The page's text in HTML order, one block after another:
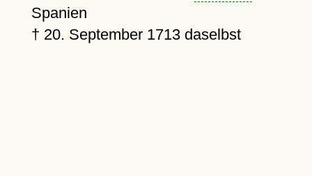
Spanien
† 20. September 1713daselbst